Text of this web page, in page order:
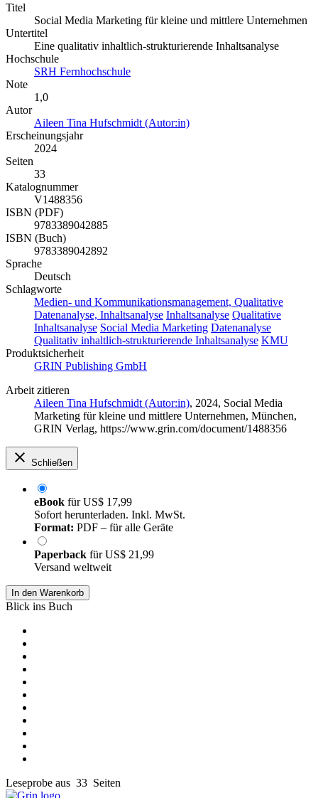
Titel
Social Media Marketing für kleine und mittlere Unternehmen
Untertitel
Eine qualitativ inhaltlich-strukturierende Inhaltsanalyse
Hochschule
SRH Fernhochschule
Note
1,0
Autor
Aileen Tina Hufschmidt (Autor:in)
Erscheinungsjahr
2024
Seiten
33
Katalognummer
V1488356
ISBN (PDF)
9783389042885
ISBN (Buch)
9783389042892
Sprache
Deutsch
Schlagworte
Medien- und Kommunikationsmanagement, Qualitative
Datenanalyse, Inhaltsanalyse Inhaltsanalyse Qualitative
Inhaltsanalyse Social Media Marketing Datenanalyse
Qualitativ inhaltlich-strukturierende Inhaltsanalyse KMU
Produktsicherheit
GRIN Publishing GmbH
Arbeit zitieren
Aileen Tina Hufschmidt (Autor:in), 2024, Social Media
Marketing für kleine und mittlere Unternehmen, München,
GRIN Verlag, https://www.grin.com/document/1488356
Schließen
eBook fürUS$ 17,99
Sofort herunterladen. Inkl. MwSt.
Format: PDF – für alle Geräte
Paperback fürUS$ 21,99
Versand weltweit
In den Warenkorb
Blick ins Buch
Leseprobe aus 33 Seiten